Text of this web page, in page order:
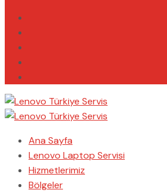
Ana Sayfa
Lenovo Laptop Servisi
Hizmetlerimiz
Bölgeler